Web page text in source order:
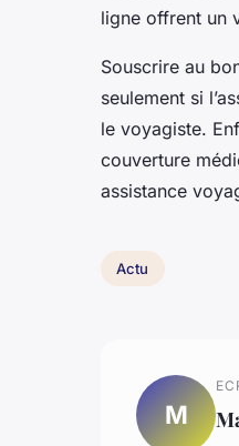
ligne offrent un
Souscrire au
seulement si
le voyagiste.
couverture
assistance
Actu
M